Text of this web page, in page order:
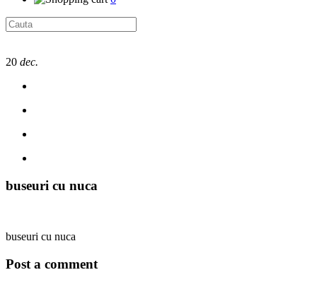
20 dec.
buseuri cu nuca
buseuri cu nuca
Post a comment